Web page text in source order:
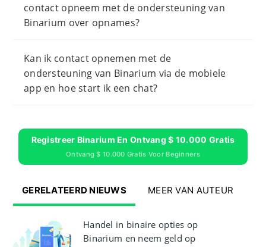
contact opneem met de ondersteuning van
Binarium over opnames?
Kan ik contact opnemen met de
ondersteuning van Binarium via de mobiele
app en hoe start ik een chat?
Registreer Binarium En Ontvang $ 10.000 Gratis
Ontvang $ 10.000 Gratis Voor Beginners
GERELATEERD NIEUWS MEER VAN AUTEUR
Handel in binaire opties op
Binarium en neem geld op